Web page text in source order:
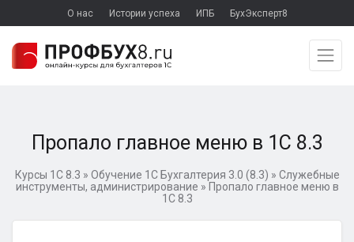
О нас Истории успеха ИПБ БухЭксперт8
Пропало главное меню в 1С 8.3
Курсы 1С 8.3 » Обучение 1С Бухгалтерия 3.0 (8.3) » Служебные
инструменты, администрирование » Пропало главное меню в
1С 8.3